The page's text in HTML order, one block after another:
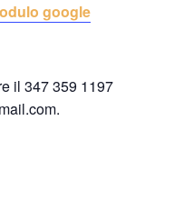
google
il 347 359 1197